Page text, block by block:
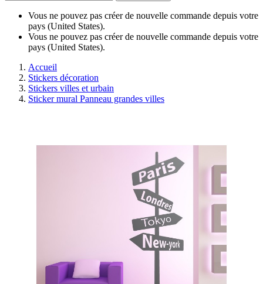
Vous ne pouvez pas créer de nouvelle commande depuis votre
pays (United States).
Vous ne pouvez pas créer de nouvelle commande depuis votre
pays (United States).
Accueil
Stickers décoration
Stickers villes et urbain
Sticker mural Panneau grandes villes